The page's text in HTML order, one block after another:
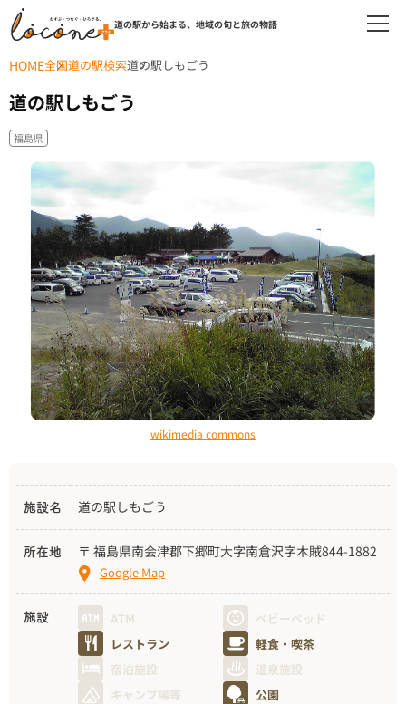
道の駅から始まる、地域の旬と旅の物語
HOME全国道の駅検索道の駅しもごう
道の駅しもごう
福島県
wikimedia commons
施設名 道の駅しもごう
所在地 〒 福島県南会津郡下郷町大字南倉沢字木賊844-1882
Google Map
施設 ATM
ベビーベッド
レストラン
軽食・喫茶
宿泊施設
温泉施設
キャンプ場等
公園